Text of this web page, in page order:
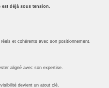
déjà sous tension.
et cohérents avec son positionnement.
aligné avec son expertise.
devient un atout clé.